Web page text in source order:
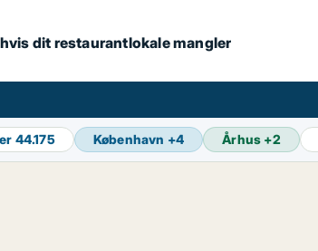
dit restaurantlokale mangler
44.175 København +4 Århus +2